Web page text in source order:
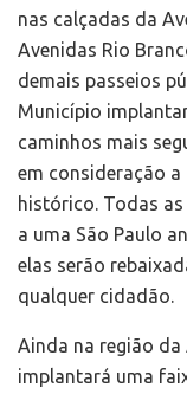
nas calçadas da
Avenidas Rio
demais passeios
Município
caminhos mais
em consideração
histórico. Todas
a uma São Paulo
elas serão
qualquer cidadão.
Ainda na região da
implantará uma